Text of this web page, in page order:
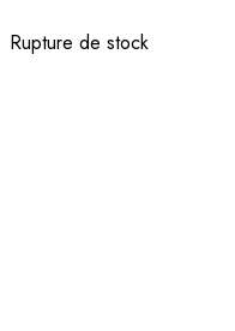
Rupture de stock